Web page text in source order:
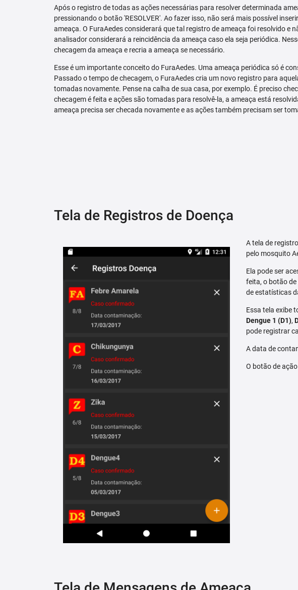
Após o registro de todas as ações necessárias para resolver determinada
pressionando o botão 'RESOLVER'. Ao fazer isso, não será mais possível
ameaça. O FuraAedes considerará que tal registro de ameaça foi resolvido e
analisador considerará a reincidência da ameaça caso ela seja periódica.
checagem da ameaça e recria a ameaça se necessário.
Esse é um importante conceito do FuraAedes. Uma ameaça periódica só é
Passado o tempo de checagem, o FuraAedes cria um novo registro para
tomadas novamente. Pense na calha de sua casa, por exemplo. É preciso
checagem é feita e ações são tomadas para resolvê-la, a ameaça está
ameaça precisa ser checada novamente e as ações também precisam ser
Tela de Registros de Doença
A tela de
pelo mosquito
Ela pode ser
feita, o botão
de estatísticas
Essa tela exibe
Dengue 1 (D1),
pode registrar
A data de
O botão de